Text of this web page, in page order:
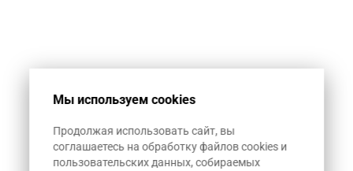
Мы используем cookies
Продолжая использовать сайт, вы
соглашаетесь на обработку файлов cookies и
пользовательских данных, собираемых